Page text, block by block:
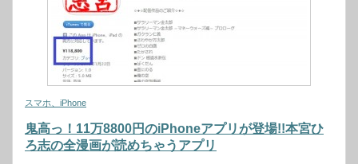
スマホ、iPhone
鬼高っ！11万8800円のiPhoneアプリが登場!!本宮ひ
ろ志の全漫画が読めちゃうアプリ